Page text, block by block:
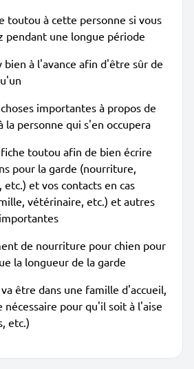
toutou à cette personne si vous
pendant une longue période
bien à l'avance afin d'être sûr de
importantes à propos de
personne qui s'en occupera
toutou afin de bien écrire
pour la garde (nourriture,
etc.) et vos contacts en cas
vétérinaire, etc.) et autres
de nourriture pour chien pour
la longueur de la garde
être dans une famille d'accueil,
pour qu'il soit à l'aise
etc.)